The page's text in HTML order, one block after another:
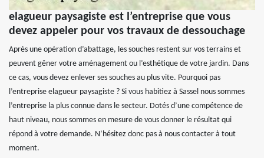
elagueur paysagiste est l’entreprise que vous
devez appeler pour vos travaux de dessouchage
Après une opération d’abattage, les souches restent sur vos terrains et
peuvent gêner votre aménagement ou l’esthétique de votre jardin. Dans
ce cas, vous devez enlever ses souches au plus vite. Pourquoi pas
l’entreprise elagueur paysagiste ? Si vous habitiez à Sassel nous sommes
l’entreprise la plus connue dans le secteur. Dotés d’une compétence de
haut niveau, nous sommes en mesure de vous donner le résultat qui
répond à votre demande. N’hésitez donc pas à nous contacter à tout
moment.